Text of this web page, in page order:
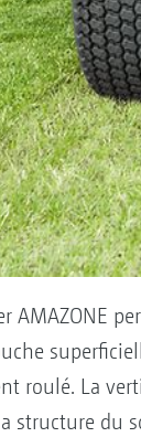
AMAZONE
roulé. La
structure du